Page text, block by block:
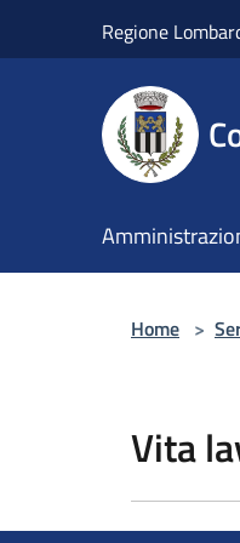
Regione
Home >
Vita